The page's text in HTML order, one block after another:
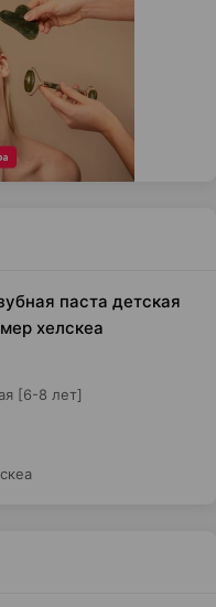
паста детская
хелскеа
[6-8 лет]